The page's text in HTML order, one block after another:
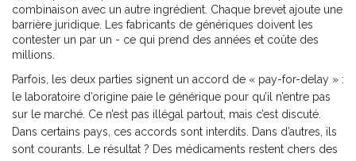
combinaison avec un autre ingrédient. Chaque brevet ajoute une
barrière juridique. Les fabricants de génériques doivent les
contester un par un - ce qui prend des années et coûte des
millions.
Parfois, les deux parties signent un accord de « pay-for-delay » :
le laboratoire d’origine paie le générique pour qu’il n’entre pas
sur le marché. Ce n’est pas illégal partout, mais c’est discuté.
Dans certains pays, ces accords sont interdits. Dans d’autres, ils
sont courants. Le résultat ? Des médicaments restent chers des